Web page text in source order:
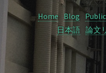
Home Blog
日本語 論文